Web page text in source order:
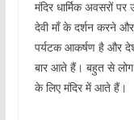
मंदिर धार्मिक अवसरों पर
देवी माँ के दर्शन करने
पर्यटक आकर्षण है और
बार आते हैं। बहुत से
के लिए मंदिर में आते हैं।